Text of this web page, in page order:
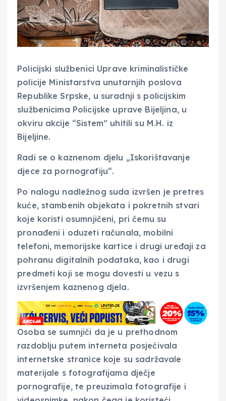
Policijski službenici Uprave kriminalističke
policije Ministarstva unutarnjih poslova
Republike Srpske, u suradnji s policijskim
službenicima Policijske uprave Bijeljina, u
okviru akcije “Sistem” uhitili su M.H. iz
Bijeljine.
Radi se o kaznenom djelu „Iskorištavanje
djece za pornografiju“.
Po nalogu nadležnog suda izvršen je pretres
kuće, stambenih objekata i pokretnih stvari
koje koristi osumnjičeni, pri čemu su
pronađeni i oduzeti računala, mobilni
telefoni, memorijske kartice i drugi uređaji za
pohranu digitalnih podataka, kao i drugi
predmeti koji se mogu dovesti u vezu s
izvršenjem kaznenog djela.
Osoba se sumnjiči da je u prethodnom
razdoblju putem interneta posjećivala
internetske stranice koje su sadržavale
materijale s fotografijama dječje
pornografije, te preuzimala fotografije i